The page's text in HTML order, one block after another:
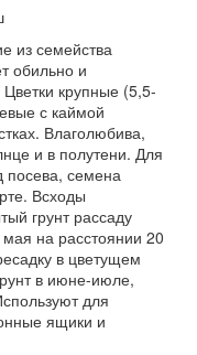
из семейства
обильно и
крупные (5,5-
с каймой
Влаголюбива,
и в полутени. Для
посева, семена
Всходы
грунт рассаду
на расстоянии 20
в цветущем
в июне-июле,
для
ящики и